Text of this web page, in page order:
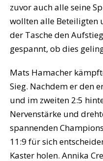
zuvor auch alle seine
wollten alle Beteiligten
der Tasche den
gespannt, ob dies
Mats Hamacher
Sieg. Nachdem er den
und im zweiten 2:5
Nervenstärke und
spannenden
11:9 für sich
Kaster holen. Annika